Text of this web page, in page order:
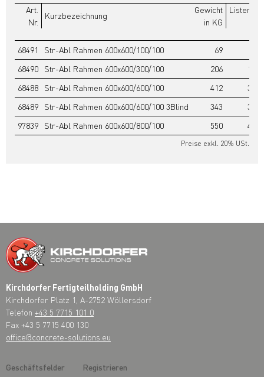
Art.
Nr.
Kurzbezeichnung
Gewicht
in KG
68491 Str-Abl Rahmen 600x600/100/100 69
68490
Str-Abl Rahmen 600x600/300/100 206
68488
Str-Abl Rahmen 600x600/600/100 412
68489
Str-Abl Rahmen 600x600/600/100 3Blind 343
97839
Str-Abl Rahmen 600x600/800/100 550
Preise exkl. 20% USt.
Kirchdorfer Fertigteilholding GmbH
Kirchdorfer Platz 1, A-2752 Wöllersdorf
Telefon +43 5 7715 101 0
Fax +43 5 7715 400 130
office@concrete-solutions.eu
Geschäftsfelder
Registrieren